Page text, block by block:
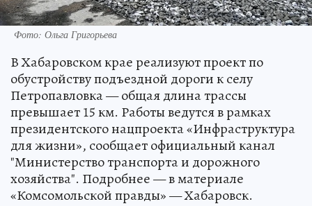
Фото: Ольга Григорьева
В Хабаровском крае реализуют проект по
обустройству подъездной дороги к селу
Петропавловка — общая длина трассы
превышает 15 км. Работы ведутся в рамках
президентского нацпроекта «Инфраструктура
для жизни», сообщает официальный канал
"Министерство транспорта и дорожного
хозяйства". Подробнее — в материале
«Комсомольской правды» — Хабаровск.